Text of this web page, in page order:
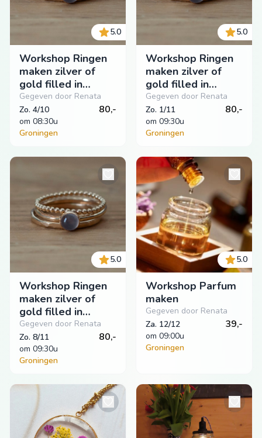
5.0
Workshop Ringen
maken zilver of
gold filled in
Groningen
Gegeven door Renata
Zo. 4/10
om 08:30u
80,-
Groningen
5.0
Workshop Ringen
maken zilver of
gold filled in
Groningen
Gegeven door Renata
Zo. 1/11
om 09:30u
80,-
Groningen
5.0
Workshop Ringen
maken zilver of
gold filled in
Groningen
Gegeven door Renata
Zo. 8/11
om 09:30u
80,-
Groningen
5.0
Workshop Parfum
maken
Gegeven door Renata
Za. 12/12
om 09:00u
39,-
Groningen